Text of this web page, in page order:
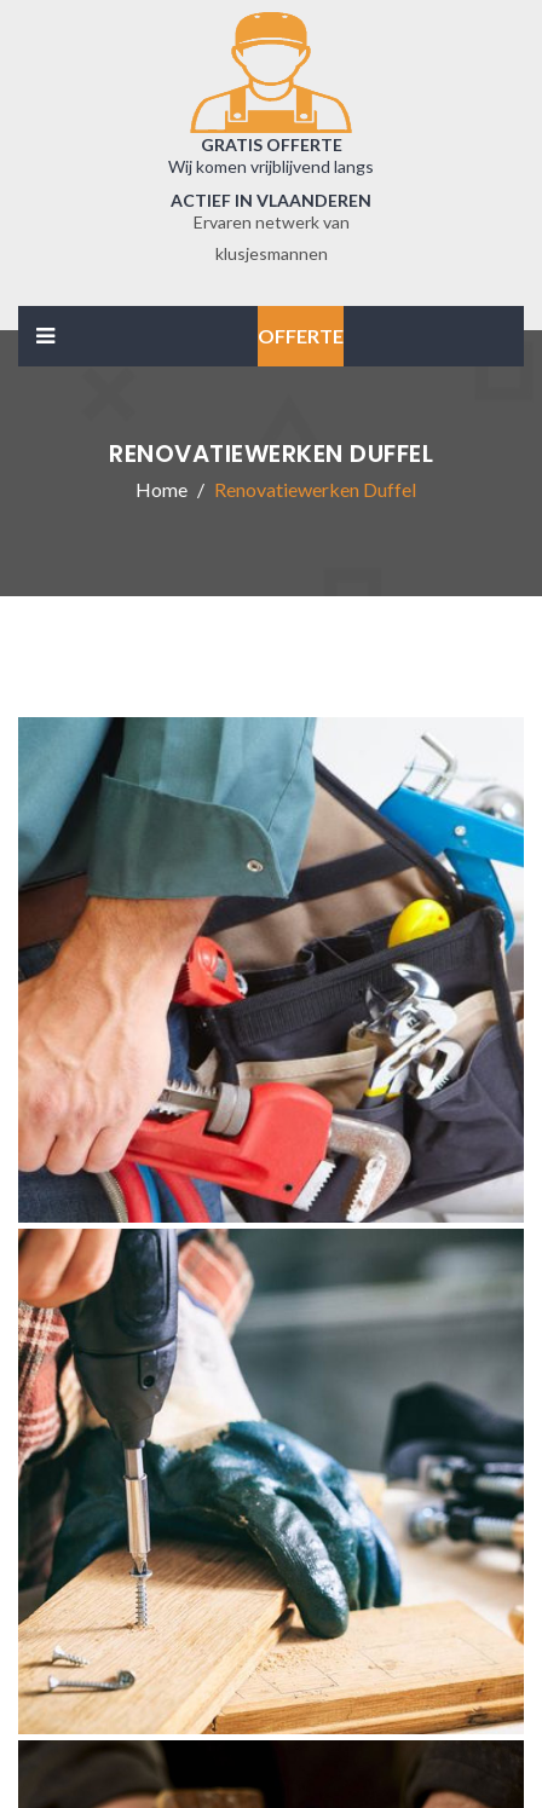
GRATIS OFFERTE
Wij komen vrijblijvend langs
ACTIEF IN VLAANDEREN
Ervaren netwerk van
klusjesmannen
OFFERTE
RENOVATIEWERKEN DUFFEL
Home Renovatiewerken Duffel